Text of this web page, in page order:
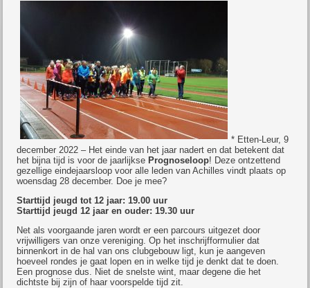
* Etten-Leur, 9
december 2022 – Het einde van het jaar nadert en dat betekent dat
het bijna tijd is voor de jaarlijkse Prognoseloop! Deze ontzettend
gezellige eindejaarsloop voor alle leden van Achilles vindt plaats op
woensdag 28 december. Doe je mee?
Starttijd jeugd tot 12 jaar: 19.00 uur
Starttijd jeugd 12 jaar en ouder: 19.30 uur
Net als voorgaande jaren wordt er een parcours uitgezet door
vrijwilligers van onze vereniging. Op het inschrijfformulier dat
binnenkort in de hal van ons clubgebouw ligt, kun je aangeven
hoeveel rondes je gaat lopen en in welke tijd je denkt dat te doen.
Een prognose dus. Niet de snelste wint, maar degene die het
dichtste bij zijn of haar voorspelde tijd zit.